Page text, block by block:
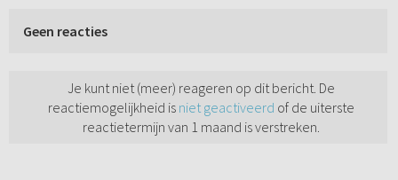
Geen reacties
Je kunt niet (meer) reageren op dit bericht. De
reactiemogelijkheid is niet geactiveerd of de uiterste
reactietermijn van 1 maand is verstreken.